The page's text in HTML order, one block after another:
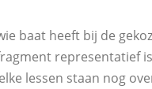
baat heeft bij de
representatief
lessen staan nog